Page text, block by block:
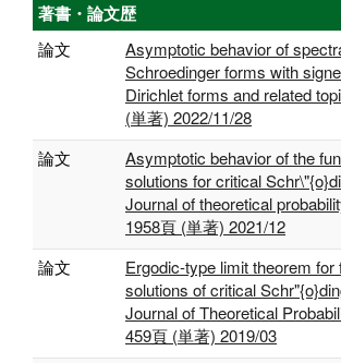
著書・論文歴
論文
Asymptotic behavior of
Schroedinger forms with
Dirichlet forms and related
(単著) 2022/11/28
論文
Asymptotic behavior of the
solutions for critical
Journal of theoretical
1958頁 (単著) 2021/12
論文
Ergodic-type limit theorem for
solutions of critical
Journal of Theoretical
459頁 (単著) 2019/03